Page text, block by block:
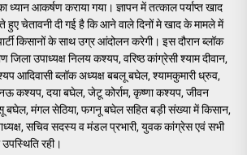
ध्यान आकर्षण कराया गया। ज्ञापन में तत्काल पर्याप्त खाद
हुए चेतावनी दी गई है कि आने वाले दिनों मे खाद के मामले में
किसानों के साथ उग्र आंदोलन करेगी। इस दौरान ब्लॉक
जिला उपाध्यक्ष निलय कश्यप, वरिष्ठ कांग्रेसी श्याम दीवान,
आदिवासी ब्लॉक अध्यक्ष बबलू बघेल, श्यामकुमारी ध्रुव,
कश्यप, दया बघेल, जेटू कोर्राम, कृष्णा कश्यप, जीवन
बघेल, मंगल सेठिया, फगनू बघेल सहित बड़ी संख्या में किसान,
सचिव सदस्य व मंडल प्रभारी, युवक कांग्रेस एवं सभी
उपस्थिति रही।